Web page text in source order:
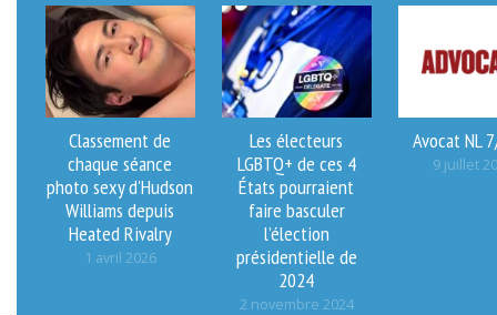
Classement de
chaque séance
photo sexy d'Hudson
Williams depuis
Heated Rivalry
1 avril 2026
Les électeurs
LGBTQ+ de ces 4
États pourraient
faire basculer
l’élection
présidentielle de
2024
2 novembre 2024
Avocat NL
9 juillet